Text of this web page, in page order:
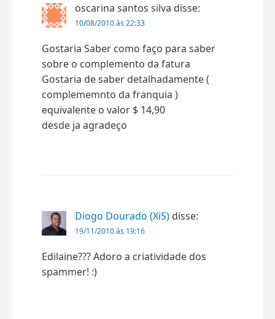
oscarina santos silva disse:
10/08/2010 às 22:33
Gostaria Saber como faço para saber
sobre o complemento da fatura
Gostaria de saber detalhadamente (
complememnto da franquia )
equivalente o valor $ 14,90
desde ja agradeço
Diogo Dourado (XiS) disse:
19/11/2010 às 19:16
Edilaine??? Adoro a criatividade dos
spammer! :)